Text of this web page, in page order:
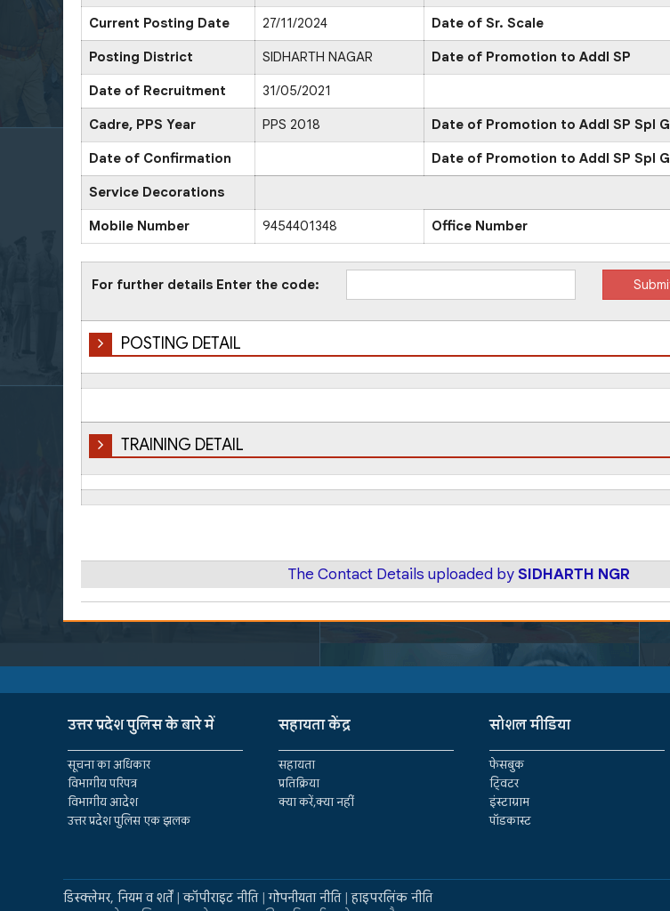
Current Posting Date 27/11/2024 Date of Sr. Scale
Posting District SIDHARTH NAGAR Date of Promotion to Addl SP
Date of Recruitment 31/05/2021
Cadre, PPS Year PPS 2018 Date of Promotion to Addl SP Spl
Date of Confirmation Date of Promotion to Addl SP Spl
Service Decorations
Mobile Number 9454401348 Office Number
For further details Enter the code:
POSTING DETAIL
TRAINING DETAIL
The Contact Details uploaded bySIDHARTH NGR
उत्तर प्रदेश पुलिस के बारे में
सूचना का अधिकार
विभागीय परिपत्र
विभागीय आदेश
उत्तर प्रदेश पुलिस एक झलक
सहायता केंद्र
सहायता
प्रतिक्रिया
क्या करें,क्या नहीं
सोशल मीडिया
फेसबुक
ट्विटर
इंस्टाग्राम
पॉडकास्ट
डिस्क्लेमर, नियम व शर्तें|कॉपीराइट नीति|गोपनीयता नीति|हाइपरलिंक नीति